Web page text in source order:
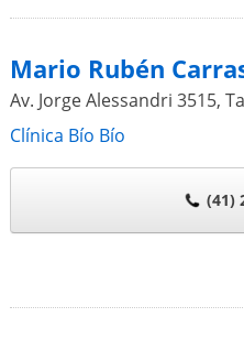
Mario Rubén
Av. Jorge Alessandri 3515,
Clínica Bío Bío
(41)